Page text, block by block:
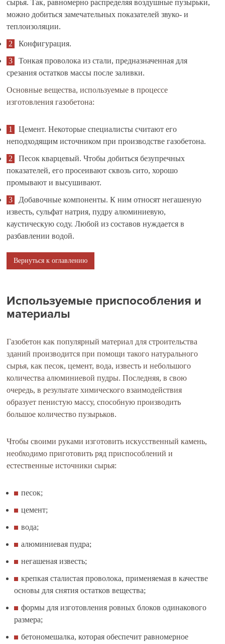
сырья. Так, равномерно распределяя воздушные пузырьки,
можно добиться замечательных показателей звуко- и
теплоизоляции.
Конфигурация.
Тонкая проволока из стали, предназначенная для
срезания остатков массы после заливки.
Основные вещества, используемые в процессе
изготовления газобетона:
Цемент. Некоторые специалисты считают его
неподходящим источником при производстве газобетона.
Песок кварцевый. Чтобы добиться безупречных
показателей, его просеивают сквозь сито, хорошо
промывают и высушивают.
Добавочные компоненты. К ним относят негашеную
известь, сульфат натрия, пудру алюминиевую,
каустическую соду. Любой из составов нуждается в
разбавлении водой.
Вернуться к оглавлению
Используемые приспособления и
материалы
Газобетон как популярный материал для строительства
зданий производится при помощи такого натурального
сырья, как песок, цемент, вода, известь и небольшого
количества алюминиевой пудры. Последняя, в свою
очередь, в результате химического взаимодействия
образует пенистую массу, способную производить
большое количество пузырьков.
Чтобы своими руками изготовить искусственный камень,
необходимо приготовить ряд приспособлений и
естественные источники сырья:
песок;
цемент;
вода;
алюминиевая пудра;
негашеная известь;
крепкая сталистая проволока, применяемая в качестве
основы для снятия остатков вещества;
формы для изготовления ровных блоков одинакового
размера;
бетономешалка, которая обеспечит равномерное